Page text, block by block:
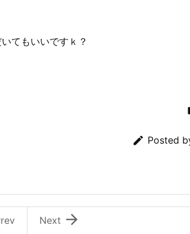
てもいいですｋ？
 Posted

Next